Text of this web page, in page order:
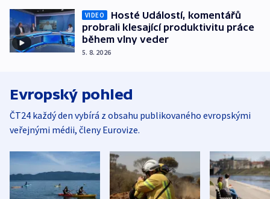
VIDEO
Hosté Událostí, komentářů
probrali klesající produktivitu práce
během vlny veder
5. 8. 2026
Evropský pohled
ČT24 každý den vybírá z obsahu publikovaného evropskými
veřejnými médii, členy Eurovize.